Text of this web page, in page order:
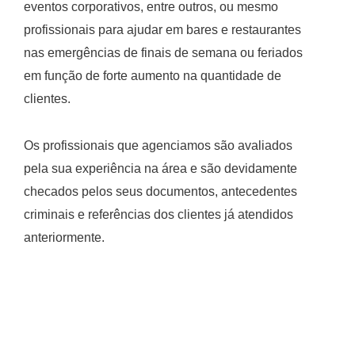
eventos corporativos, entre outros, ou mesmo
profissionais para ajudar em bares e restaurantes
nas emergências de finais de semana ou feriados
em função de forte aumento na quantidade de
clientes.
Os profissionais que agenciamos são avaliados
pela sua experiência na área e são devidamente
checados pelos seus documentos, antecedentes
criminais e referências dos clientes já atendidos
anteriormente.